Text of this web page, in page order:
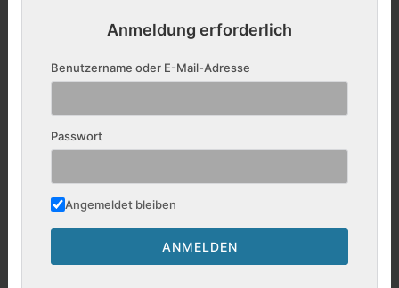
Anmeldung erforderlich
Benutzername oder E-Mail-Adresse
Passwort
Angemeldet bleiben